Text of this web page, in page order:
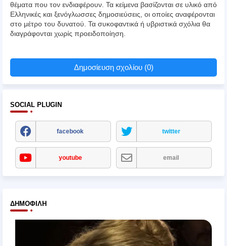
θέματα που τον ενδιαφέρουν. Τα κείμενα βασίζονται σε υλικό από
Ελληνικές και ξενόγλωσσες δημοσιεύσεις, οι οποίες αναφέρονται
στο μέτρο του δυνατού. Τα συκοφαντικά ή υβριστικά σχόλια θα
διαγράφονται χωρίς προειδοποίηση.
Δημοσίευση σχολίου (0)
SOCIAL PLUGIN
facebook twitter
youtube email
ΔΗΜΟΦΙΛΉ